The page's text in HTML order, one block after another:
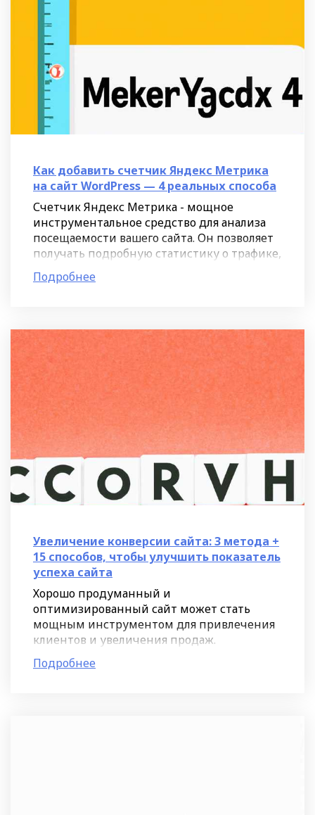
Как добавить счетчик Яндекс Метрика
на сайт WordPress — 4 реальных способа
Счетчик Яндекс Метрика - мощное
инструментальное средство для анализа
посещаемости вашего сайта. Он позволяет
получать подробную статистику о трафике,
поведении пользователей и конверсии. В
данной статье мы
Подробнее
Увеличение конверсии сайта: 3 метода +
15 способов, чтобы улучшить показатель
успеха сайта
Хорошо продуманный и
оптимизированный сайт может стать
мощным инструментом для привлечения
клиентов и увеличения продаж.
Большинство компаний уже успели
осознать важность конверсии и начали
Подробнее